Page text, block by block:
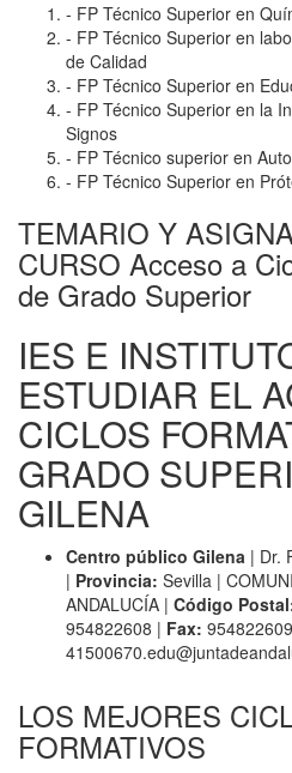
- FP Técnico Superior en
- FP Técnico Superior en
de Calidad
- FP Técnico Superior en
- FP Técnico Superior en la
Signos
- FP Técnico superior en
- FP Técnico Superior en
TEMARIO Y
CURSO Acceso a
de Grado Superior
IES E
ESTUDIAR EL
CICLOS
GRADO
GILENA
Centro público Gilena | Dr.
| Provincia: Sevilla |
ANDALUCÍA | Código
954822608 | Fax:
LOS MEJORES
FORMATIVOS